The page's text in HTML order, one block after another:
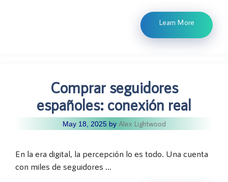
Learn More
Comprar seguidores
españoles: conexión real
May 18, 2025 by Alex Lightwood
En la era digital, la percepción lo es todo. Una cuenta
con miles de seguidores …